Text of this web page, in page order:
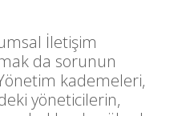
İletişim
da sorunun
kademeleri,
yöneticilerin,